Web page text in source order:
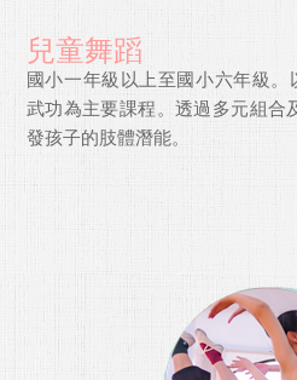
兒童舞蹈
國小一年級以上至國小六年級。
武功為主要課程。透過多元組合
發孩子的肢體潛能。